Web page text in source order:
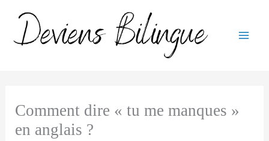
contenu
Comment dire « tu me manques »
en anglais ?